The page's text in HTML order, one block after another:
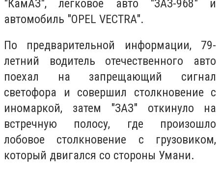
"КамАЗ", легковое авто "ЗАЗ-968" и
автомобиль "OPEL VECTRA".
По предварительной информации, 79-
летний водитель отечественного авто
поехал на запрещающий сигнал
светофора и совершил столкновение с
иномаркой, затем "ЗАЗ" откинуло на
встречную полосу, где произошло
лобовое столкновение с грузовиком,
который двигался со стороны Умани.